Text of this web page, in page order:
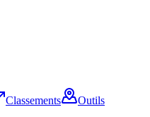
Classements
Outils